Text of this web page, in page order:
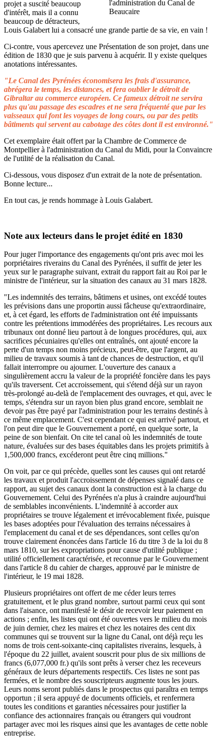
projet a suscité beaucoup
d'intérêt, mais il a connu
beaucoup de détracteurs,
Louis Galabert lui a consacré une grande partie de sa vie, en vain !
Ci-contre, vous apercevez une Présentation de son projet, dans une
édition de 1830 que je suis parvenu à acquérir. Il y existe quelques
anotations intéressantes.
"Le Canal des Pyrénées économisera les frais d'assurance,
abrégera le temps, les distances, et fera oublier le détroit de
Gibraltar au commerce européen. Ce fameux détroit ne servira
plus qu'au passage des escadres et ne sera fréquenté que par les
vaisseaux qui font les voyages de long cours, ou par des petits
bâtiments qui servent au cabotage des côtes dont il est environné."
Cet exemplaire était offert par la Chambre de Commerce de
Montpellier à l'administration du Canal du Midi, pour la Convaincre
de l'utilité de la réalisation du Canal.
Ci-dessous, vous disposez d'un extrait de la note de présentation.
Bonne lecture...
En tout cas, je rends hommage à Louis Galabert.
Note aux lecteurs dans le projet édité en 1830
Pour juger l'importance des engagements qu'ont pris avec moi les
porpriétaires riverains du Canal des Pyrénées, il suffit de jeter les
yeux sur le paragraphe suivant, extrait du rapport fait au Roi par le
ministre de l'intérieur, sur la situation des canaux au 31 mars 1828.
"Les indemnités des terrains, bâtimens et usines, ont excédé toutes
les prévisions dans une proportin aussi fâcheuse qu'extraordinaire,
et, à cet égard, les efforts de l'administration ont été impuissants
contre les prétentions immodérées des propriétaires. Les recours aux
tribunaux ont donné lieu partout à de longues procédures, qui, aux
sacrifices pécuniaires qu'elles ont entraînés, ont ajouté encore la
perte d'un temps non moins précieux, peut-être, que l'argent, au
milieu de travaux soumis à tant de chances de destruction, et qu'il
fallait interrompre ou ajourner. L'ouverture des canaux a
singulièrement accru la valeur de la propriété foncière dans les pays
qu'ils traversent. Cet accroissement, qui s'étend déjà sur un rayon
très-prolongé au-delà de l'emplacement des ouvrages, et qui, avec le
temps, s'étendra sur un rayon bien plus grand encore, semblait ne
devoir pas être payé par l'administration pour les terrains destinés à
ce même emplacement. C'est cependant ce qui est arrivé partout, et
l'on peut dire que le Gouvernement a porté, en quelque sorte, la
peine de son bienfait. On cite tel canal où les indemnités de toute
nature, évaluées sur des bases équitables dans les projets primitifs à
1,500,000 francs, excéderont peut être cinq millions."
On voit, par ce qui précède, quelles sont les causes qui ont retardé
les travaux et produit l'accroissement de dépenses signalé dans ce
rapport, au sujet des canaux dont la construction est à la charge du
Gouvernement. Celui des Pyrénées n'a plus à craindre aujourd'hui
de semblables inconvénients. L'indemnité à accorder aux
propriétaires se trouve légalement et irrévocablement fixée, puisque
les bases adoptées pour l'évaluation des terrains nécessaires à
l'emplacement du canal et de ses dépendances, sont celles qu'on
trouve clairement énoncées dans l'article 16 du titre 3 de la loi du 8
mars 1810, sur les expropriations pour cause d'utilité publique ;
utilité officiellement caractérisée, et reconnue par le Gouvernement
dans l'article 8 du cahier de charges, approuvé par le ministre de
l'intérieur, le 19 mai 1828.
Plusieurs propriétaires ont offert de me céder leurs terres
gratuitement, et le plus grand nombre, surtout parmi ceux qui sont
dans l'aisance, ont manifesté le désir de recevoir leur paiement en
actions ; enfin, les listes qui ont été ouvertes vers le milieu du mois
de juin dernier, chez les maires et chez les notaires des cent dix
communes qui se trouvent sur la ligne du Canal, ont déjà reçu les
noms de trois cent-soixante-cinq capitalistes riverains, lesquels, à
l'époque du 22 juillet, avaient souscrit pour plus de six millions de
francs (6,077,000 fr.) qu'ils sont prêts à verser chez les receveurs
généraux de leurs départements respectifs. Ces listes ne sont pas
fermées, et le nombre des souscripteurs augmente tous les jours.
Leurs noms seront publiés dans le prospectus qui paraîtra en temps
opportun ; il sera appuyé de documents officiels, et renfermera
toutes les conditions et garanties nécessaires pour justifier la
confiance des actionnaires français ou étrangers qui voudront
partager avec moi les risques ainsi que les avantages de cette noble
entreprise.